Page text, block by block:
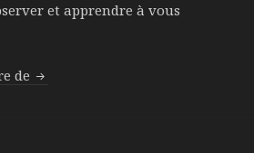
et apprendre à vous
de Le maquillage des yeux